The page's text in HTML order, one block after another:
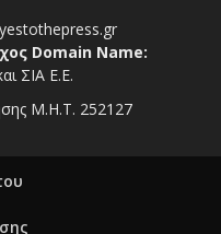
Domain Name:
ΣΙΑ Ε.Ε.
Μ.Η.Τ. 252127